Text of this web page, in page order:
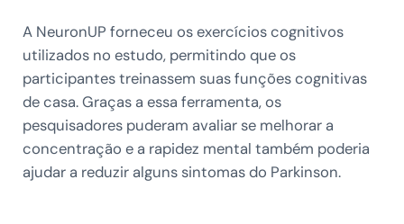
A NeuronUP forneceu os exercícios cognitivos
utilizados no estudo, permitindo que os
participantes treinassem suas funções cognitivas
de casa. Graças a essa ferramenta, os
pesquisadores puderam avaliar se melhorar a
concentração e a rapidez mental também poderia
ajudar a reduzir alguns sintomas do Parkinson.